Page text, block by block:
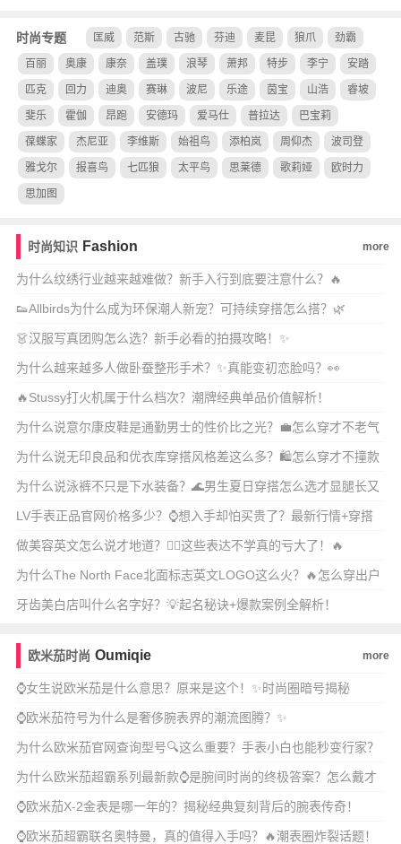
时尚专题 匡威 范斯 古驰 芬迪 麦昆 狼爪 劲霸
百丽 奥康 康奈 盖璞 浪琴 萧邦 特步 李宁 安踏
匹克 回力 迪奥 赛琳 波尼 乐途 茵宝 山浩 睿坡
斐乐 霍伽 昂跑 安德玛 爱马仕 普拉达 巴宝莉
葆蝶家 杰尼亚 李维斯 始祖鸟 添柏岚 周仰杰 波司登
雅戈尔 报喜鸟 七匹狼 太平鸟 思莱德 歌莉娅 欧时力
思加图
时尚知识 Fashion more
为什么纹绣行业越来越难做？新手入行到底要注意什么？🔥
👟Allbirds为什么成为环保潮人新宠？可持续穿搭怎么搭？🌿
👗汉服写真团购怎么选？新手必看的拍摄攻略！✨
为什么越来越多人做卧蚕整形手术？✨真能变初恋脸吗？👀
🔥Stussy打火机属于什么档次？潮牌经典单品价值解析！
为什么说意尔康皮鞋是通勤男士的性价比之光？💼怎么穿才不老气
还显质感？
为什么说无印良品和优衣库穿搭风格差这么多？🛍️怎么穿才不撞款
还显质感？
为什么说泳裤不只是下水装备？🌊男生夏日穿搭怎么选才显腿长又
时髦？
LV手表正品官网价格多少？⌚️想入手却怕买贵了？最新行情+穿搭
搭配全攻略！
做美容英文怎么说才地道？💆‍♀️这些表达不学真的亏大了！🔥
为什么The North Face北面标志英文LOGO这么火？🔥怎么穿出户
外
牙齿美白店叫什么名字好？💡起名秘诀+爆款案例全解析！
欧米茄时尚 Oumiqie more
⌚女生说欧米茄是什么意思？原来是这个！✨时尚圈暗号揭秘
⌚欧米茄符号为什么是奢侈腕表界的潮流图腾？✨
为什么欧米茄官网查询型号🔍这么重要？手表小白也能秒变行家？
为什么欧米茄超霸系列最新款⌚️是腕间时尚的终极答案？怎么戴才
够潮又显气质？
⌚欧米茄X-2金表是哪一年的？揭秘经典复刻背后的腕表传奇！
⌚欧米茄超霸联名奥特曼，真的值得入手吗？🔥潮表圈炸裂话题！